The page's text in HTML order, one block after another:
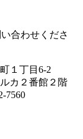
合わせくださ
１丁目6-2
館２階